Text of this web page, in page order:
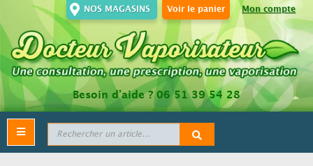
Mon compte
Voir le panier
NOS MAGASINS
Besoin d’aide ?06 51 39 54 28
Toggle
navigation